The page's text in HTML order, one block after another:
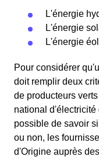
L'énergie
L'énergie
L'énergie
Pour considérer
doit remplir deux
de producteurs
national
possible de savoir
ou non, les
d'Origine auprès